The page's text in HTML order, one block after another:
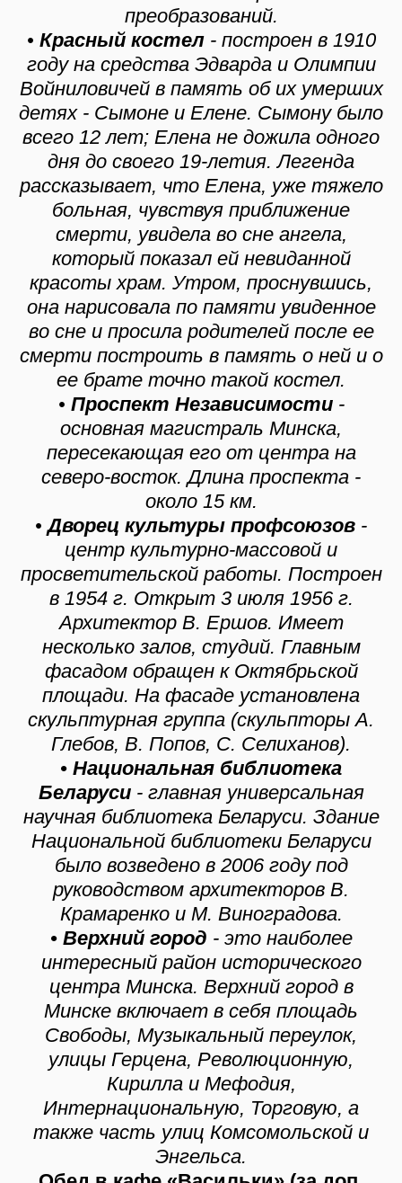
преобразований.
• Красный костел- построен в 1910
году на средства Эдварда и Олимпии
Войниловичей в память об их умерших
детях - Сымоне и Елене. Сымону было
всего 12 лет; Елена не дожила одного
дня до своего 19-летия. Легенда
рассказывает, что Елена, уже тяжело
больная, чувствуя приближение
смерти, увидела во сне ангела,
который показал ей невиданной
красоты храм. Утром, проснувшись,
она нарисовала по памяти увиденное
во сне и просила родителей после ее
смерти построить в память о ней и о
ее брате точно такой костел.
• Проспект Независимости-
основная магистраль Минска,
пересекающая его от центра на
северо-восток. Длина проспекта -
около 15 км.
• Дворец культуры профсоюзов -
центр культурно-массовой и
просветительской работы. Построен
в 1954 г. Открыт 3 июля 1956 г.
Архитектор В. Ершов. Имеет
несколько залов, студий. Главным
фасадом обращен к Октябрьской
площади. На фасаде установлена
скульптурная группа (скульпторы А.
Глебов, В. Попов, С. Селиханов).
• Национальная библиотека
Беларуси - главная универсальная
научная библиотека Беларуси. Здание
Национальной библиотеки Беларуси
было возведено в 2006 году под
руководством архитекторов В.
Крамаренко и М. Виноградова.
• Верхний город - это наиболее
интересный район исторического
центра Минска. Верхний город в
Минске включает в себя площадь
Свободы, Музыкальный переулок,
улицы Герцена, Революционную,
Кирилла и Мефодия,
Интернациональную, Торговую, а
также часть улиц Комсомольской и
Энгельса.